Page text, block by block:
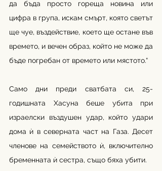
да бъда просто гореща новина или
цифра в група, искам смърт, която светът
ще чуе, въздействие, което ще остане във
времето, и вечен образ, който не може да
бъде погребан от времето или мястото.“
Само дни преди сватбата си, 25-
годишната Хасуна беше убита при
израелски въздушен удар, който удари
дома ѝ в северната част на Газа. Десет
членове на семейството ѝ, включително
бременната ѝ сестра, също бяха убити.